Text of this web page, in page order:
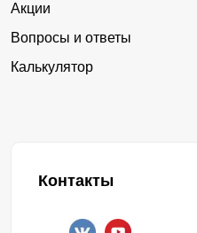
Акции
Вопросы и ответы
Калькулятор
Контакты